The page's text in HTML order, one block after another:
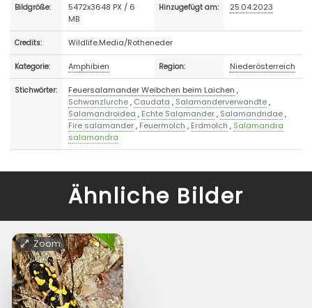
Bildgröße:
5472x3648 PX / 6
MB
Hinzugefügt am: 25.04.2023
Credits: Wildlife.Media/Rotheneder
Kategorie: Amphibien Region: Niederösterreich
Stichwörter: Feuersalamander Weibchen beim Laichen ,
Schwanzlurche, Caudata , Salamanderverwandte,
Salamandroidea , Echte Salamander, Salamandridae,
Fire salamander, Feuermolch , Erdmolch , Salamandra
salamandra
Ähnliche Bilder
Zoom